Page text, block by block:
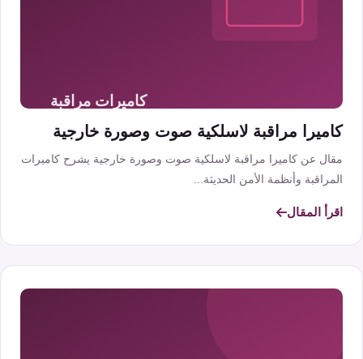
كاميرا مراقبة لاسلكية صوت وصورة خارجية
مقال عن كاميرا مراقبة لاسلكية صوت وصورة خارجية يشرح كاميرات
المراقبة وأنظمة الأمن الحديثة...
اقرأ المقال